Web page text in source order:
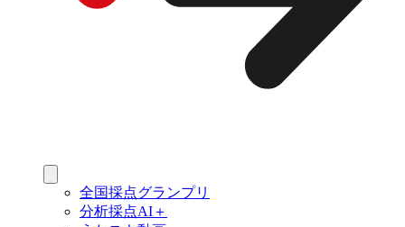
全国採点グランプリ
分析採点AI＋